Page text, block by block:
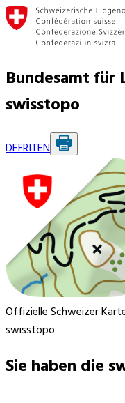
Bundesamt für
swisstopo
DEFRITEN
Offizielle Schweizer
swisstopo
Sie haben die